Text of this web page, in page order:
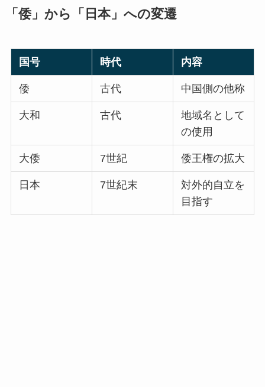
「倭」から「日本」への変遷
国号 時代 内容
倭 古代 中国側の他称
大和 古代
地域名として
の使用
大倭 7世紀 倭王権の拡大
日本 7世紀末
対外的自立を
目指す